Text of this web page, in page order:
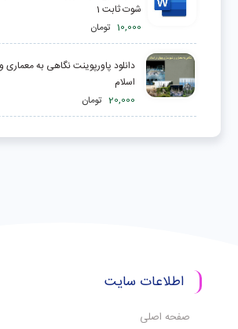
شوت ثابت 1
10,000 تومان
دانلود پاورپوینت نگاهی به
اسلام
20,000 تومان
اطلاعات سایت
صفحه اصلی